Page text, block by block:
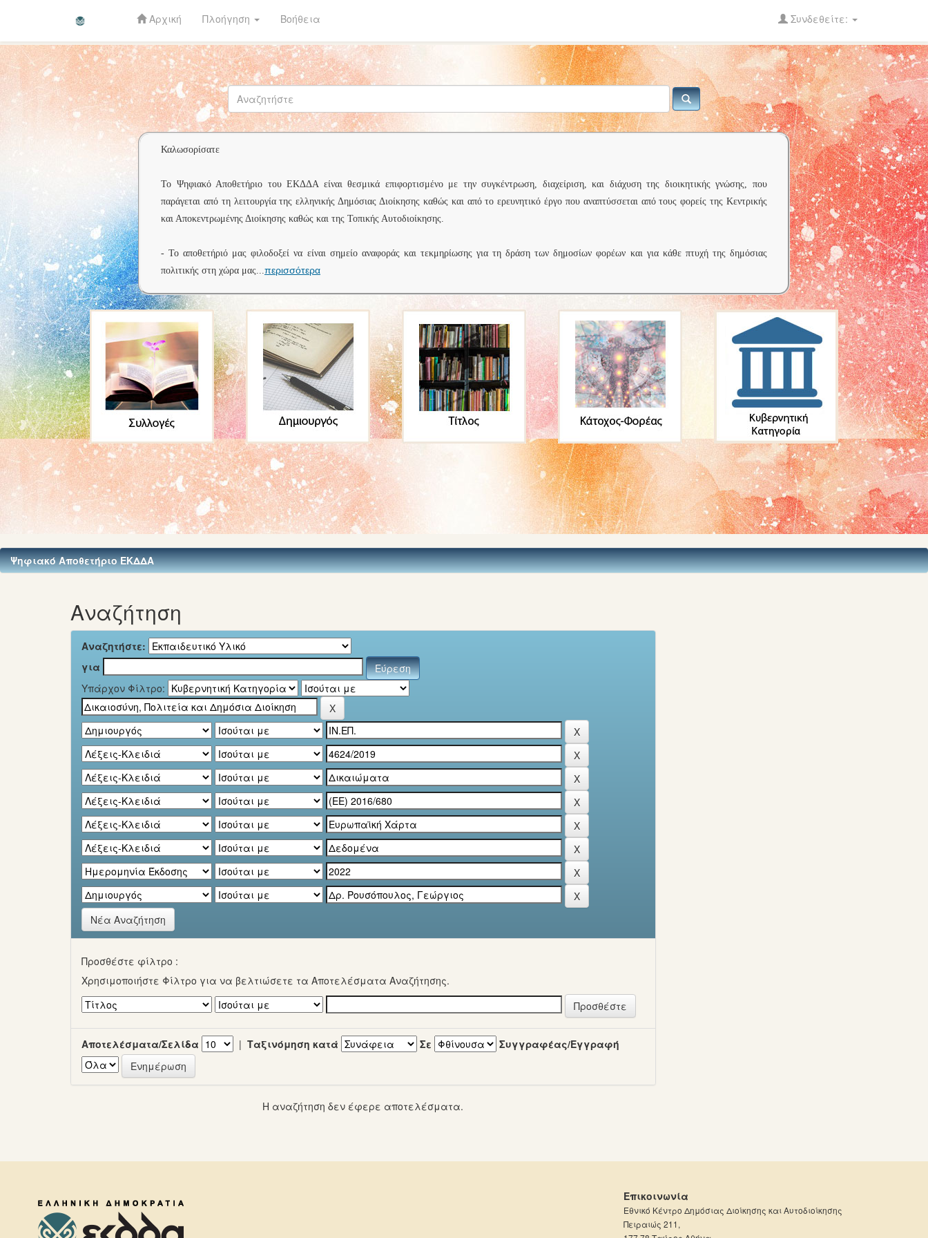
Skip
navigation
Αρχική Πλοήγηση Βοήθεια Συνδεθείτε:
Καλωσορίσατε
Το Ψηφιακό Αποθετήριο του ΕΚΔΔΑ είναι θεσμικά επιφορτισμένο με την συγκέντρωση, διαχείριση, και διάχυση της διοικητικής γνώσης, που
παράγεται από τη λειτουργία της ελληνικής Δημόσιας Διοίκησης καθώς και από το ερευνητικό έργο που αναπτύσσεται από τους φορείς της Κεντρικής
και Αποκεντρωμένης Διοίκησης καθώς και της Τοπικής Αυτοδιοίκησης.
- Το αποθετήριό μας φιλοδοξεί να είναι σημείο αναφοράς και τεκμηρίωσης για τη δράση των δημοσίων φορέων και για κάθε πτυχή της δημόσιας
πολιτικής στη χώρα μας...περισσότερα
Ψηφιακό Αποθετήριο ΕΚΔΔΑ
Αναζήτηση
Αναζητήστε:
για
Υπάρχον Φίλτρο:
Νέα Αναζήτηση
Προσθέστε φίλτρο :
Χρησιμοποιήστε Φίλτρο για να βελτιώσετε τα Αποτελέσματα Αναζήτησης.
Αποτελέσματα/Σελίδα | Ταξινόμηση κατά Σε Συγγραφέας/Εγγραφή
Η αναζήτηση δεν έφερε αποτελέσματα.
Επικοινωνία
Εθνικό Κέντρο Δημόσιας Διοίκησης και Αυτοδιοίκησης
Πειραιώς 211,